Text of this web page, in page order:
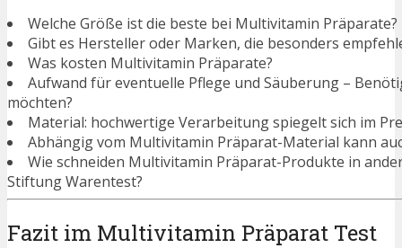
Welche Größe ist die beste bei Multivitamin Präparate?
Gibt es Hersteller oder Marken, die besonders
Was kosten Multivitamin Präparate?
Aufwand für eventuelle Pflege und Säuberung –
möchten?
Material: hochwertige Verarbeitung spiegelt sich im
Abhängig vom Multivitamin Präparat-Material kann
Wie schneiden Multivitamin Präparat-Produkte in
Stiftung Warentest?
Fazit im Multivitamin Präparat Test